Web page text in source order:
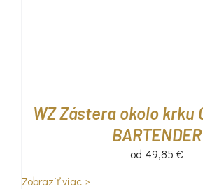
WZ Zástera okolo krku
BARTENDER
od 49,85 €
Zobraziť viac >